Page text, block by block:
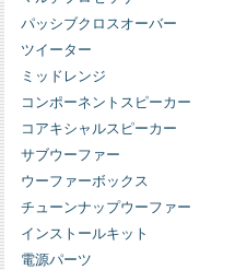
パッシブクロスオーバー
ツイーター
ミッドレンジ
コンポーネントスピーカー
コアキシャルスピーカー
サブウーファー
ウーファーボックス
チューンナップウーファー
インストールキット
電源パーツ